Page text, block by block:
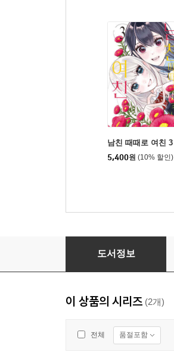
남친 때때로 여친 3
5,400원 (10% 할인)
미스 펜들턴 1 한정판
도서정보
이 상품의 시리즈 (2개)
전체 품절포함